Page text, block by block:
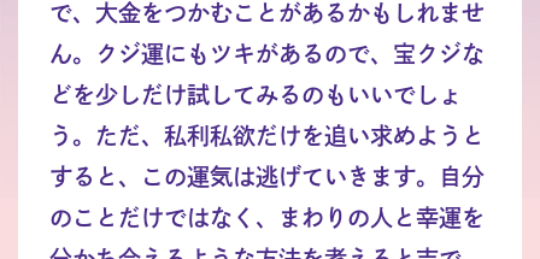
で、大金をつかむことがあるかもしれませ
ん。クジ運にもツキがあるので、宝クジな
どを少しだけ試してみるのもいいでしょ
う。ただ、私利私欲だけを追い求めようと
すると、この運気は逃げていきます。自分
のことだけではなく、まわりの人と幸運を